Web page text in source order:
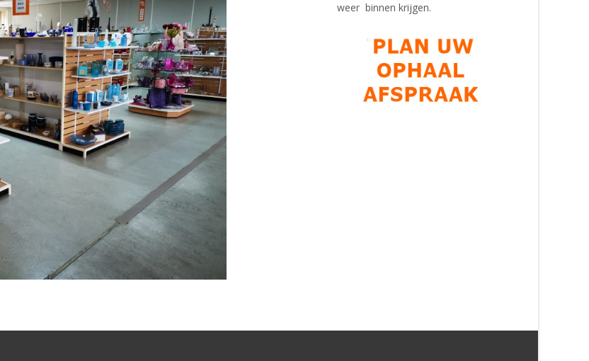
weer binnen krijgen.